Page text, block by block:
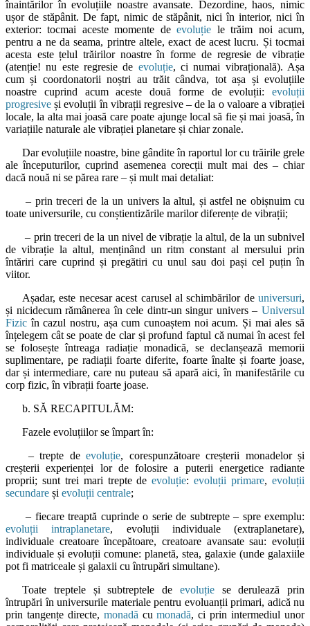
înaintărilor în evoluțiile noastre avansate. Dezordine, haos, nimic
ușor de stăpânit. De fapt, nimic de stăpânit, nici în interior, nici în
exterior: tocmai aceste momente deevoluție le trăim noi acum,
pentru a ne da seama, printre altele, exact de acest lucru. Și tocmai
acesta este țelul trăirilor noastre în forme de regresie de vibrație
(atenție! nu este regresie de evoluție, ci numai vibrațională). Așa
cum și coordonatorii noștri au trăit cândva, tot așa și evoluțiile
noastre cuprind acum aceste două forme de evoluții: evoluții
progresive și evoluții în vibrații regresive – de la o valoare a vibrației
locale, la alta mai joasă care poate ajunge local să fie și mai joasă, în
variațiile naturale ale vibrației planetare și chiar zonale.
Dar evoluțiile noastre, bine gândite în raportul lor cu trăirile grele
ale începuturilor, cuprind asemenea corecții mult mai des – chiar
dacă nouă ni se părea rare – și mult mai detaliat:
– prin treceri de la un univers la altul, și astfel ne obișnuim cu
toate universurile, cu conștientizările marilor diferențe de vibrații;
– prin treceri de la un nivel de vibrație la altul, de la un subnivel
de vibrație la altul, menținând un ritm constant al mersului prin
întăriri care cuprind și pregătiri cu unul sau doi pași cel puțin în
viitor.
Așadar, este necesar acest carusel al schimbărilor de universuri,
și nicidecum rămânerea în cele dintr-un singur univers – Universul
Fizic în cazul nostru, așa cum cunoaștem noi acum. Și mai ales să
înțelegem cât se poate de clar și profund faptul că numai în acest fel
se folosește întreaga radiație monadică, se declanșează memorii
suplimentare, pe radiații foarte diferite, foarte înalte și foarte joase,
dar și intermediare, care nu puteau să apară aici, în manifestările cu
corp fizic, în vibrații foarte joase.
b. SĂ RECAPITULĂM:
Fazele evoluțiilor se împart în:
– trepte de evoluție, corespunzătoare creșterii monadelor și
creșterii experienței lor de folosire a puterii energetice radiante
proprii; sunt trei mari trepte deevoluție:evoluții primare,evoluții
secundare și evoluții centrale;
– fiecare treaptă cuprinde o serie de subtrepte – spre exemplu:
evoluții intraplanetare, evoluții individuale (extraplanetare),
individuale creatoare începătoare, creatoare avansate sau: evoluții
individuale și evoluții comune: planetă, stea, galaxie (unde galaxiile
pot fi matriceale și galaxii cu întrupări simultane).
Toate treptele și subtreptele de evoluțiese derulează prin
întrupări în universurile materiale pentru evoluanții primari, adică nu
prin tangențe directe, monadă cumonadă, ci prin intermediul unor